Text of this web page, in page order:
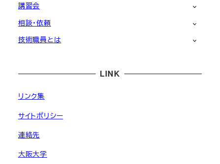
講習会
相談・依頼
技術職員とは
LINK
リンク集
サイトポリシー
連絡先
大阪大学